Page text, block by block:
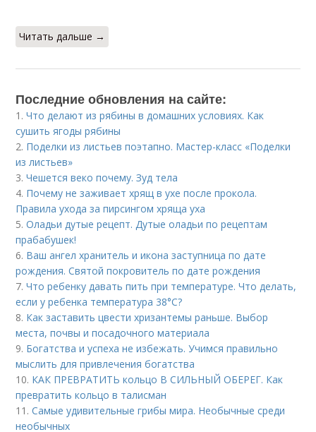
Читать дальше →
Последние обновления на сайте:
1.Что делают из рябины в домашних условиях. Как
сушить ягоды рябины
2. Поделки из листьев поэтапно. Мастер-класс «Поделки
из листьев»
3.Чешется веко почему. Зуд тела
4. Почему не заживает хрящ в ухе после прокола.
Правила ухода за пирсингом хряща уха
5.Оладьи дутые рецепт. Дутые оладьи по рецептам
прабабушек!
6. Ваш ангел хранитель и икона заступница по дате
рождения. Святой покровитель по дате рождения
7.Что ребенку давать пить при температуре. Что делать,
если у ребенка температура 38°С?
8. Как заставить цвести хризантемы раньше. Выбор
места, почвы и посадочного материала
9. Богатства и успеха не избежать. Учимся правильно
мыслить для привлечения богатства
10. КАК ПРЕВРАТИТЬ кольцо В СИЛЬНЫЙ ОБЕРЕГ. Как
превратить кольцо в талисман
11.Самые удивительные грибы мира. Необычные среди
необычных